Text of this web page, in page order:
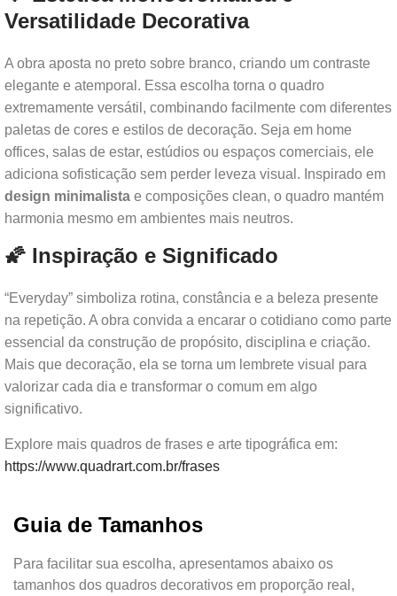
Versatilidade Decorativa
A obra aposta no preto sobre branco, criando um contraste
elegante e atemporal. Essa escolha torna o quadro
extremamente versátil, combinando facilmente com diferentes
paletas de cores e estilos de decoração. Seja em home
offices, salas de estar, estúdios ou espaços comerciais, ele
adiciona sofisticação sem perder leveza visual. Inspirado em
design minimalista e composições clean, o quadro mantém
harmonia mesmo em ambientes mais neutros.
🌠 Inspiração e Significado
“Everyday” simboliza rotina, constância e a beleza presente
na repetição. A obra convida a encarar o cotidiano como parte
essencial da construção de propósito, disciplina e criação.
Mais que decoração, ela se torna um lembrete visual para
valorizar cada dia e transformar o comum em algo
significativo.
Explore mais quadros de frases e arte tipográfica em:
https://www.quadrart.com.br/frases
Guia de Tamanhos
Para facilitar sua escolha, apresentamos abaixo os
tamanhos dos quadros decorativos em proporção real,